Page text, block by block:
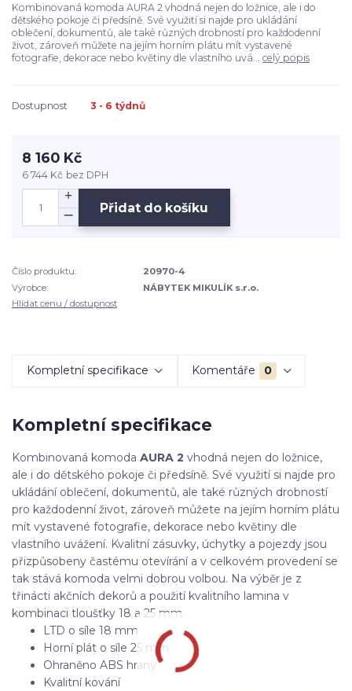
Kombinovaná komoda AURA 2 vhodná nejen do ložnice, ale i do
dětského pokoje či předsíně. Své využití si najde pro ukládání
oblečení, dokumentů, ale také různých drobností pro každodenní
život, zároveň můžete na jejím horním plátu mít vystavené
fotografie, dekorace nebo květiny dle vlastního uvá... celý popis
Dostupnost 3 - 6 týdnů
8 160 Kč
6 744 Kč bez DPH
Přidat do košíku
Číslo produktu:
20970-4
Výrobce:
NÁBYTEK MIKULÍK s.r.o.
Hlídat cenu / dostupnost
Kompletní specifikace Komentáře 0
Kompletní specifikace
Kombinovaná komoda AURA 2 vhodná nejen do ložnice,
ale i do dětského pokoje či předsíně. Své využití si najde pro
ukládání oblečení, dokumentů, ale také různých drobností
pro každodenní život, zároveň můžete na jejím horním plátu
mít vystavené fotografie, dekorace nebo květiny dle
vlastního uvážení. Kvalitní zásuvky, úchytky a pojezdy jsou
přizpůsobeny častému otevírání a v celkovém provedení se
tak stává komoda velmi dobrou volbou. Na výběr je z
třinácti akčních dekorů a použití kvalitního lamina v
kombinaci tloušťky 18 a 25 mm.
LTD o síle 18 mm
Horní plát o síle 25 mm
Ohraněno ABS hrany
Kvalitní kování